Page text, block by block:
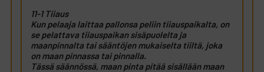
11-1 Tiiaus
Kun pelaaja laittaa pallonsa peliin tiiauspaikalta, on
se pelattava tiiauspaikan sisäpuolelta ja
maanpinnalta tai sääntöjen mukaiselta tiiltä, joka
on maan pinnassa tai pinnalla.
Tässä säännössä, maan pinta pitää sisällään maan